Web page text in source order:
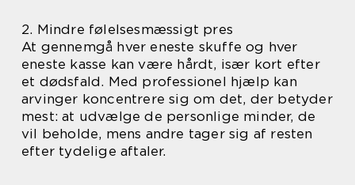
2. Mindre følelsesmæssigt pres
At gennemgå hver eneste skuffe og hver
eneste kasse kan være hårdt, især kort efter
et dødsfald. Med professionel hjælp kan
arvinger koncentrere sig om det, der betyder
mest: at udvælge de personlige minder, de
vil beholde, mens andre tager sig af resten
efter tydelige aftaler.